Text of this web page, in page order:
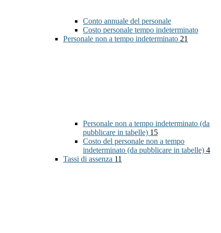
Conto annuale del personale
Costo personale tempo indeterminato
Personale non a tempo indeterminato 21
Personale non a tempo indeterminato (da
pubblicare in tabelle) 15
Costo del personale non a tempo
indeterminato (da pubblicare in tabelle) 4
Tassi di assenza 11